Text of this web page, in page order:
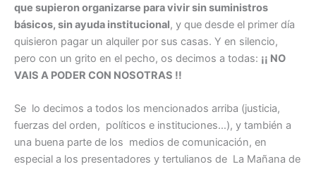
que supieron organizarse para vivir sin suministros
básicos, sin ayuda institucional, y que desde el primer día
quisieron pagar un alquiler por sus casas. Y en silencio,
pero con un grito en el pecho, os decimos a todas: ¡¡ NO
VAIS A PODER CON NOSOTRAS !!
Se lo decimos a todos los mencionados arriba (justicia,
fuerzas del orden, políticos e instituciones…), y también a
una buena parte de los medios de comunicación, en
especial a los presentadores y tertulianos de La Mañana de